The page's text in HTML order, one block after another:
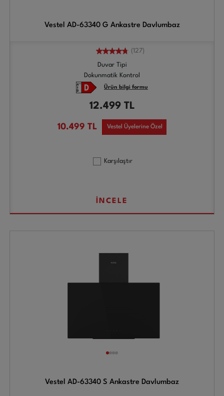
Vestel AD-63340 G Ankastre Davlumbaz
(127)
Duvar Tipi
Dokunmatik Kontrol
Ürün bilgi formu
12.499 TL
10.499 TL Vestel Üyelerine Özel
Karşılaştır
İNCELE
Vestel AD-63340 S Ankastre Davlumbaz